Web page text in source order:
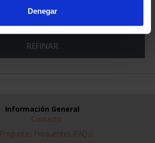
Denegar
REFINAR
Información General
Contacto
Preguntas Frequentes (FAQs)